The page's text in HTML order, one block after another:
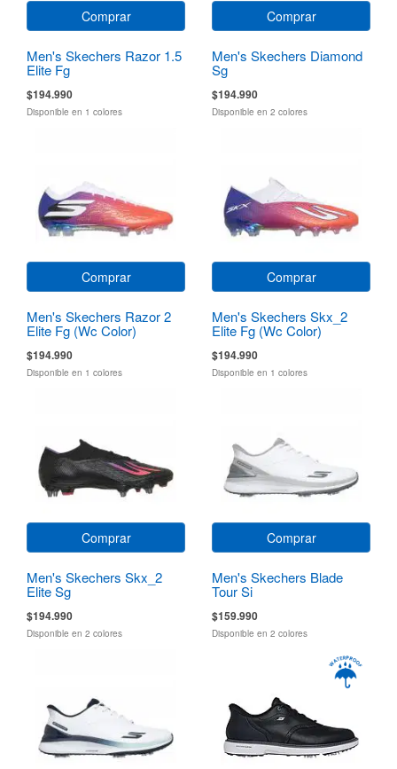
Comprar
Men's Skechers Razor 1.5
Elite Fg
$194.990
Disponible en 1 colores
Comprar
Men's Skechers Diamond
Sg
$194.990
Disponible en 2 colores
Comprar
Men's Skechers Razor 2
Elite Fg (Wc Color)
$194.990
Disponible en 1 colores
Comprar
Men's Skechers Skx_2
Elite Fg (Wc Color)
$194.990
Disponible en 1 colores
Comprar
Men's Skechers Skx_2
Elite Sg
$194.990
Disponible en 2 colores
Comprar
Men's Skechers Blade
Tour Si
$159.990
Disponible en 2 colores